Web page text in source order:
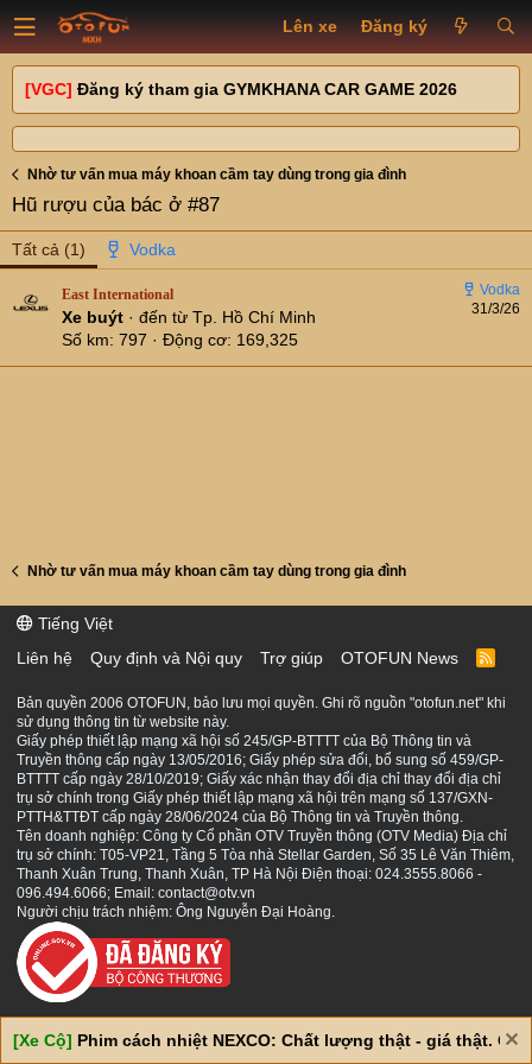
Lên xe Đăng ký
[VGC] Đăng ký tham gia GYMKHANA CAR GAME 2026
Nhờ tư vấn mua máy khoan cầm tay dùng trong gia đình
Hũ rượu của bác ở #87
Tất cả (1)
31/3/26
East International
Xe buýt · đến từ Tp. Hồ Chí Minh
Số km 797 Động cơ 169,325
Nhờ tư vấn mua máy khoan cầm tay dùng trong gia đình
Tiếng Việt
Liên hệ
Quy định và Nội quy Trợ giúp OTOFUN News
R
S
Bản quyền 2006 OTOFUN, bảo lưu mọi quyền. Ghi rõ nguồn "otofun.net" khi
sử dụng thông tin từ website này.
Giấy phép thiết lập mạng xã hội số 245/GP-BTTTT của Bộ Thông tin và
Truyền thông cấp ngày 13/05/2016; Giấy phép sửa đổi, bổ sung số 459/GP-
BTTTT cấp ngày 28/10/2019; Giấy xác nhận thay đổi địa chỉ thay đổi địa chỉ
trụ sở chính trong Giấy phép thiết lập mạng xã hội trên mạng số 137/GXN-
PTTH&TTĐT cấp ngày 28/06/2024 của Bộ Thông tin và Truyền thông.
Tên doanh nghiệp: Công ty Cổ phần OTV Truyền thông (OTV Media) Địa chỉ
trụ sở chính: T05-VP21, Tầng 5 Tòa nhà Stellar Garden, Số 35 Lê Văn Thiêm,
Thanh Xuân Trung, Thanh Xuân, TP Hà Nội Điện thoại: 024.3555.8066 -
096.494.6066; Email: contact@otv.vn
Người chịu trách nhiệm: Ông Nguyễn Đại Hoàng.
[Xe Cộ] Phim cách nhiệt NEXCO: Chất lượng thật - giá thật. Giá